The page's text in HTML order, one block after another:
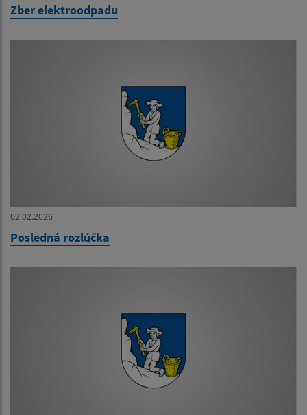
Zber elektroodpadu
02.02.2026
Posledná rozlúčka